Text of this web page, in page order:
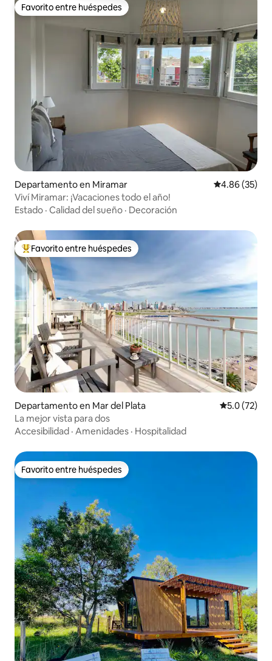
Favorito entre huéspedes
Favorito entre huéspedes
Departamento en Miramar Calificación
4.86 (35)
Viví Miramar: ¡Vacaciones todo el año!
Estado · Calidad del sueño · Decoración
De los mejores en Favorito entre huéspedes
Favorito entre huéspedes
Departamento en Mar del Plata Calificación
5.0 (72)
La mejor vista para dos
Accesibilidad · Amenidades · Hospitalidad
Favorito entre huéspedes
Favorito entre huéspedes